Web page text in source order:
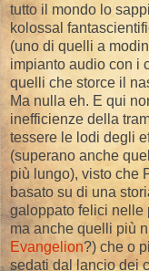
tutto il mondo lo
kolossal
(uno di quelli a
impianto audio con i
quelli che storce il
Ma nulla eh. E qui
inefficienze della
tessere le lodi degli
(superano anche
più lungo), visto che
basato su di una
galoppato felici nelle
ma anche quelli più
Evangelion?) che o
sedati dal lancio dei